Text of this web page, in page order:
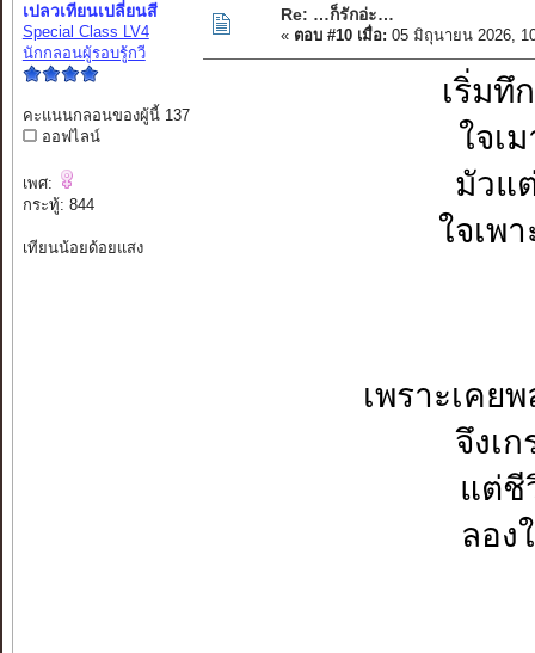
เปลวเทียนเปลี่ยนสี
Special Class LV4
นักกลอนผู้รอบรู้กวี
คะแนนกลอนของผู้นี้ 137
ออฟไลน์
เพศ:
กระทู้: 844
เทียนน้อยด้อยแสง
Re: …ก็รักอ่ะ…
« ตอบ #10 เมื่อ: 05 มิถุนายน 2026,
เริ่มทึ
ใจเ
มัวแ
ใจเพ
เพราะเคย
จึงเ
แต่ชี
ลอง